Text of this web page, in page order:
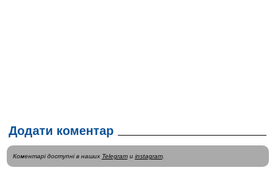
Додати коментар
Коментарі доступні в наших Telegramи instagram.